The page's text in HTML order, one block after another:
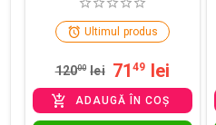
Ultimul produs
12000 lei 71 49 lei
ADAUGĂ ÎN COȘ